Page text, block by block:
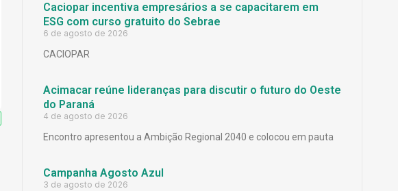
Caciopar incentiva empresários a se capacitarem em
ESG com curso gratuito do Sebrae
6 de agosto de 2026
CACIOPAR
Acimacar reúne lideranças para discutir o futuro do Oeste
do Paraná
4 de agosto de 2026
Encontro apresentou a Ambição Regional 2040 e colocou em pauta
Campanha Agosto Azul
3 de agosto de 2026